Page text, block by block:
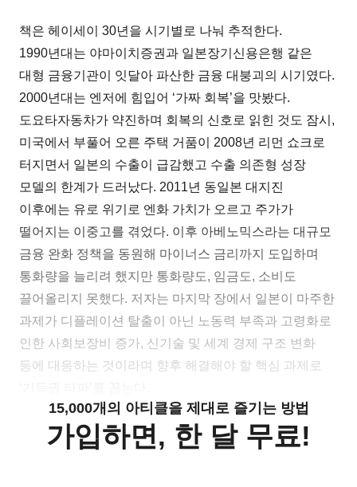
책은 헤이세이 30년을 시기별로 나눠 추적한다.
1990년대는 야마이치증권과 일본장기신용은행 같은
대형 금융기관이 잇달아 파산한 금융 대붕괴의 시기였다.
2000년대는 엔저에 힘입어 ‘가짜 회복’을 맛봤다.
도요타자동차가 약진하며 회복의 신호로 읽힌 것도 잠시,
미국에서 부풀어 오른 주택 거품이 2008년 리먼 쇼크로
터지면서 일본의 수출이 급감했고 수출 의존형 성장
모델의 한계가 드러났다. 2011년 동일본 대지진
이후에는 유로 위기로 엔화 가치가 오르고 주가가
떨어지는 이중고를 겪었다. 이후 아베노믹스라는 대규모
금융 완화 정책을 동원해 마이너스 금리까지 도입하며
통화량을 늘리려 했지만 통화량도, 임금도, 소비도
끌어올리지 못했다. 저자는 마지막 장에서 일본이 마주한
과제가 디플레이션 탈출이 아닌 노동력 부족과 고령화로
인한 사회보장비 증가, 신기술 및 세계 경제 구조 변화
등에 대응하는 것이라며 향후 해결해야 할 핵심 과제로
15,000개의 아티클을 제대로 즐기는 방법
가입하면, 한 달 무료!